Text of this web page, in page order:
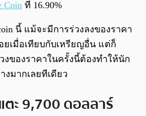
Coin ที่ 16.90%
นี้ แม้จะมีการร่วงลงของราคา
ยเมื่อเทียบกับเหรียญอื่น แต่ก็
งของราคาในครั้งนี้ต้องทำให้นัก
มากเลยทีเดียว
ตะ 9,700 ดอลลาร์